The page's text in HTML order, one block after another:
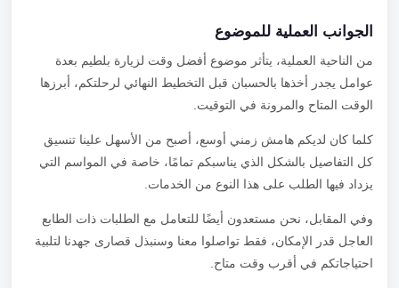
الجوانب العملية للموضوع
من الناحية العملية، يتأثر موضوع أفضل وقت لزيارة بلطيم بعدة
عوامل يجدر أخذها بالحسبان قبل التخطيط النهائي لرحلتكم، أبرزها
الوقت المتاح والمرونة في التوقيت.
كلما كان لديكم هامش زمني أوسع، أصبح من الأسهل علينا تنسيق
كل التفاصيل بالشكل الذي يناسبكم تمامًا، خاصة في المواسم التي
يزداد فيها الطلب على هذا النوع من الخدمات.
وفي المقابل، نحن مستعدون أيضًا للتعامل مع الطلبات ذات الطابع
العاجل قدر الإمكان، فقط تواصلوا معنا وسنبذل قصارى جهدنا لتلبية
احتياجاتكم في أقرب وقت متاح.